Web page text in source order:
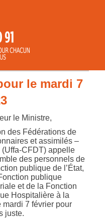
le mardi 7
le Ministre,
des Fédérations de
et assimilés –
(Uffa-CFDT) appelle
des personnels de
publique de l’État,
publique
et de la Fonction
Hospitalière à la
7 février pour
juste.